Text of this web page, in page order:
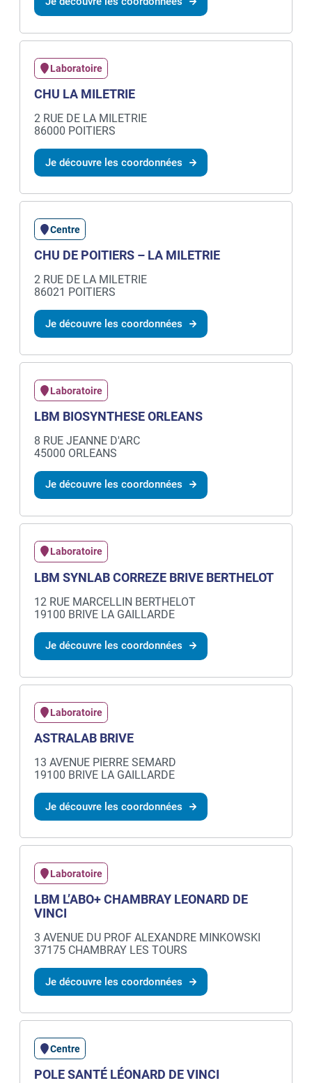
Laboratoire
CHU LA MILETRIE
2 RUE DE LA MILETRIE
86000 POITIERS
Je découvre les coordonnées
Centre
CHU DE POITIERS – LA MILETRIE
2 RUE DE LA MILETRIE
86021 POITIERS
Je découvre les coordonnées
Laboratoire
LBM BIOSYNTHESE ORLEANS
8 RUE JEANNE D'ARC
45000 ORLEANS
Je découvre les coordonnées
Laboratoire
LBM SYNLAB CORREZE BRIVE BERTHELOT
12 RUE MARCELLIN BERTHELOT
19100 BRIVE LA GAILLARDE
Je découvre les coordonnées
Laboratoire
ASTRALAB BRIVE
13 AVENUE PIERRE SEMARD
19100 BRIVE LA GAILLARDE
Je découvre les coordonnées
Laboratoire
LBM L’ABO+ CHAMBRAY LEONARD DE
VINCI
3 AVENUE DU PROF ALEXANDRE MINKOWSKI
37175 CHAMBRAY LES TOURS
Je découvre les coordonnées
Centre
POLE SANTÉ LÉONARD DE VINCI